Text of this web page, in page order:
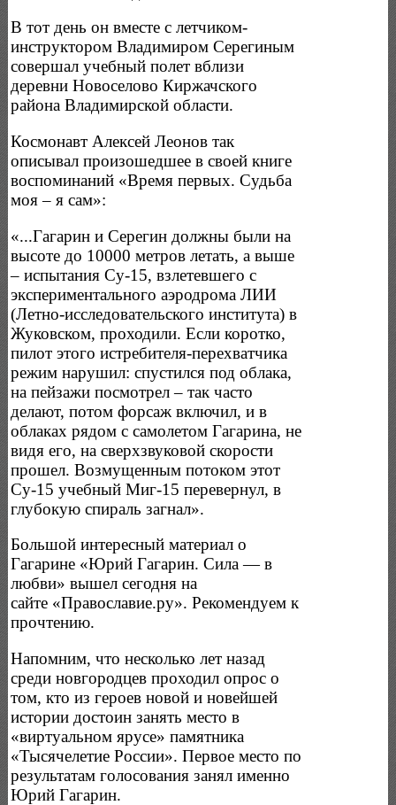
В тот день он вместе с летчиком-
инструктором Владимиром Серегиным
совершал учебный полет вблизи
деревни Новоселово Киржачского
района Владимирской области.
Космонавт Алексей Леонов так
описывал произошедшее в своей книге
воспоминаний «Время первых. Судьба
моя – я сам»:
«...Гагарин и Серегин должны были на
высоте до 10000 метров летать, а выше
– испытания Су-15, взлетевшего с
экспериментального аэродрома ЛИИ
(Летно-исследовательского института) в
Жуковском, проходили. Если коротко,
пилот этого истребителя-перехватчика
режим нарушил: спустился под облака,
на пейзажи посмотрел – так часто
делают, потом форсаж включил, и в
облаках рядом с самолетом Гагарина, не
видя его, на сверхзвуковой скорости
прошел. Возмущенным потоком этот
Су-15 учебный Миг-15 перевернул, в
глубокую спираль загнал».
Большой интересный материал о
Гагарине «Юрий Гагарин. Сила — в
любви» вышел сегодня на
сайте «Православие.ру». Рекомендуем к
прочтению.
Напомним, что несколько лет назад
среди новгородцев проходил опрос о
том, кто из героев новой и новейшей
истории достоин занять место в
«виртуальном ярусе» памятника
«Тысячелетие России». Первое место по
результатам голосования занял именно
Юрий Гагарин.